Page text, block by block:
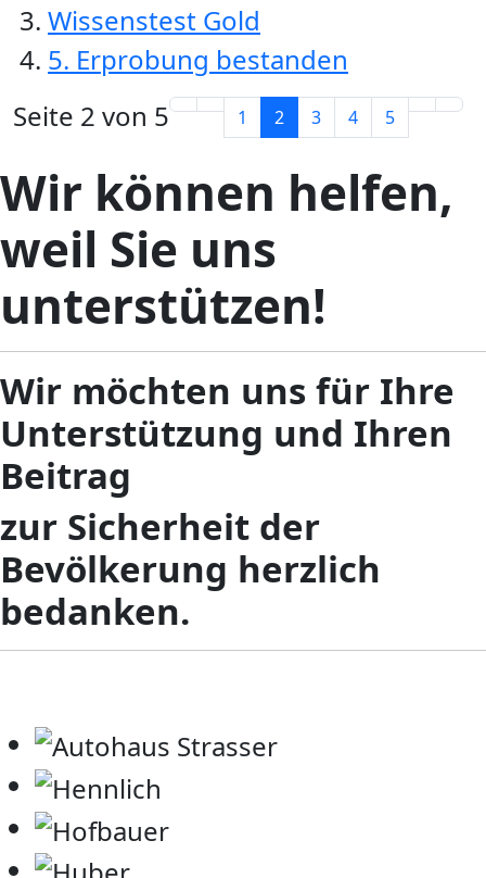
Wissenstest Gold
5. Erprobung bestanden
Seite 2 von 5
1 2 3 4 5
Wir können helfen,
weil Sie uns
unterstützen!
Wir möchten uns für Ihre
Unterstützung und Ihren
Beitrag
zur Sicherheit der
Bevölkerung herzlich
bedanken.